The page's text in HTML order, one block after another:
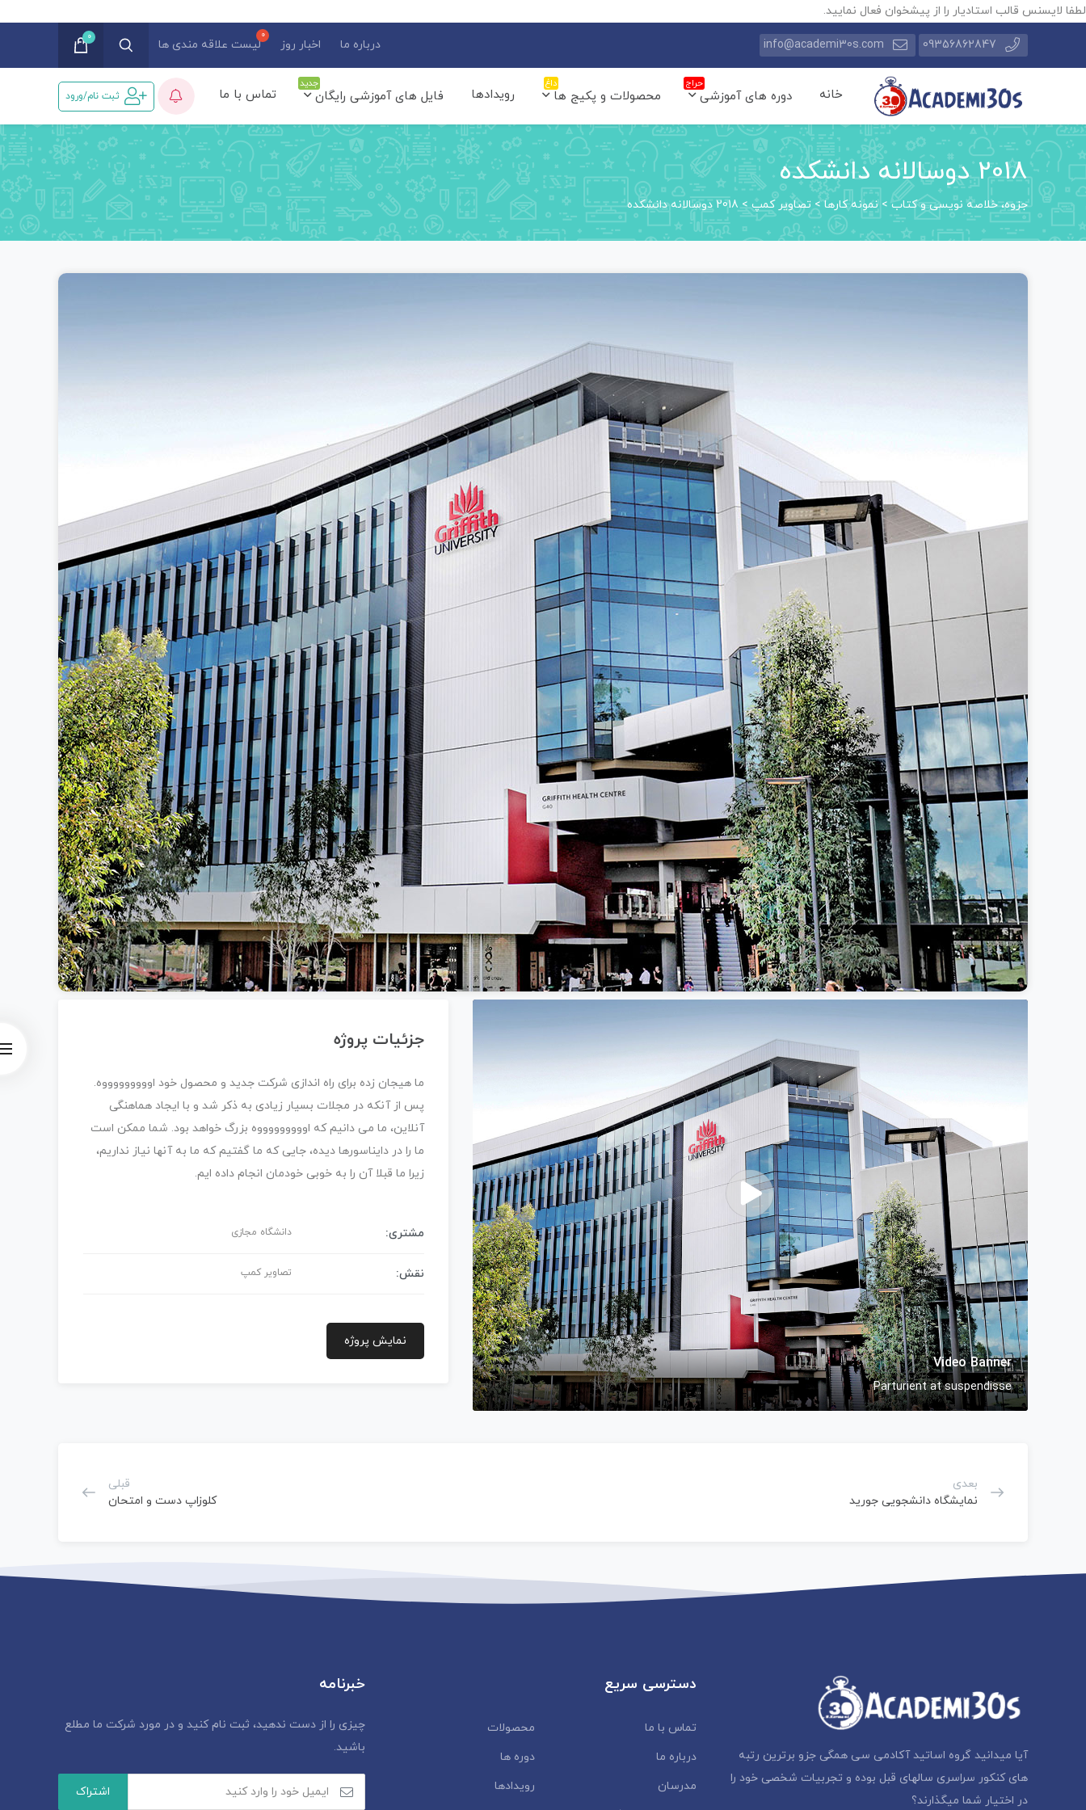
لطفا لایسنس قالب استادیار را از پیشخوان فعال نمایید.
09356862847
info@academi30s.com درباره ما اخبار روز لیست علاقه مندی ها
0
خانه دوره های آموزشی
حراج
محصولات و پکیج ها
داغ
رویدادها فایل های آموزشی رایگان
جدید
تماس با ما ثبت نام/ورود
2018 دوسالانه دانشکده
جزوه، خلاصه نویسی و کتاب>نمونه کارها>تصاویر کمپ>2018 دوسالانه دانشکده
Video Banner
Parturient at suspendisse
جزئیات پروژه
ما هیجان زده برای راه اندازی شرکت جدید و محصول خود اوووووووووه.
پس از آنکه در مجلات بسیار زیادی به ذکر شد و با ایجاد هماهنگی
آنلاین، ما می دانیم که اوووووووووه بزرگ خواهد بود. شما ممکن است
ما را در دایناسورها دیده، جایی که ما گفتیم که ما به آنها نیاز نداریم،
زیرا ما قبلا آن را به خوبی خودمان انجام داده ایم.
مشتری: دانشگاه مجازی
نقش: تصاویر کمپ
نمایش پروژه
بعدی
نمایشگاه دانشجویی جورید
قبلی
کلوزاپ دست و امتحان
آیا میدانید گروه اساتید آکادمی سی همگی جزو برترین رتبه
های کنکور سراسری سالهای قبل بوده و تجربیات شخصی خود را
در اختیار شما میگذارند؟
دسترسی سریع
تماس با ما
محصولات
درباره ما
دوره ها
مدرسان
رویدادها
خبرنامه
چیزی را از دست ندهید، ثبت نام کنید و در مورد شرکت ما مطلع
باشید.